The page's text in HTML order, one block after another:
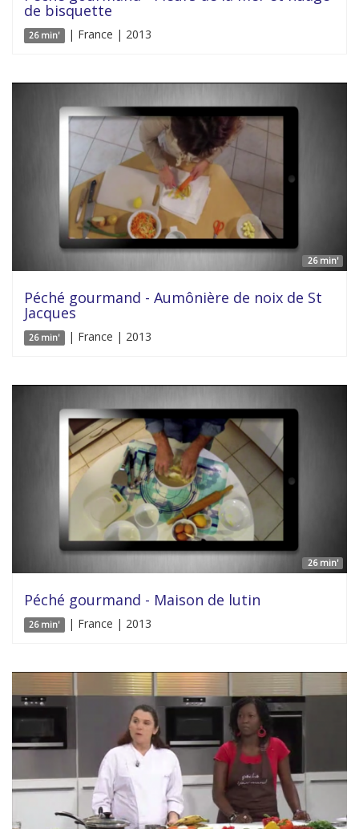
de bisquette
26 min' | France | 2013
26 min'
Péché gourmand - Aumônière de noix de St
Jacques
26 min' | France | 2013
26 min'
Péché gourmand - Maison de lutin
26 min' | France | 2013